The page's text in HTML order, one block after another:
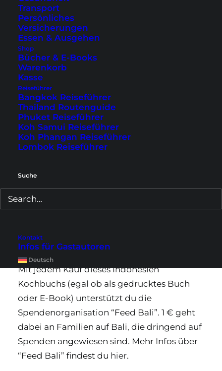
Transport
Persönliches
Versicherungen
Essen & Ausgehen
Shop
Bücher & E-Books
Warenkorb
Kasse
Reiseführer
Bangkok Reiseführer
Thailand Routenguide
Phuket Reiseführer
Koh Samui Reiseführer
Koh Phangan Reiseführer
Lombok Reiseführer
Suche
Kontakt
Infos für Gastautoren
Deutsch
brauchst, findest du hierzu ebenfalls Infos.
Auch eine Sammlung der Zutaten, die du
beim Indonesisch Kochen brauchst, ist im
Buch vorhanden.
Kurz zusammengefasst
38 authentische Rezepte, verfasst von Locals
Kochzubehör und die wichtigsten
indonesischen Zutaten
Beilagen & Snacks, Soßen & Dips
Hauptspeisen, Suppen & Currys
Allgemeine Infos zum Essen in Indonesien
Liebevolles Design mit vielen Farbfotos
Bonusrezepte zum Download
Tu Gutes mit dem Kauf dieses
Buchs
Mit jedem Kauf dieses Indonesien
Kochbuchs (egal ob als gedrucktes Buch
oder E-Book) unterstützt du die
Spendenorganisation “Feed Bali”. 1 € geht
dabei an Familien auf Bali, die dringend auf
Spenden angewiesen sind. Mehr Infos über
“Feed Bali” findest du hier.